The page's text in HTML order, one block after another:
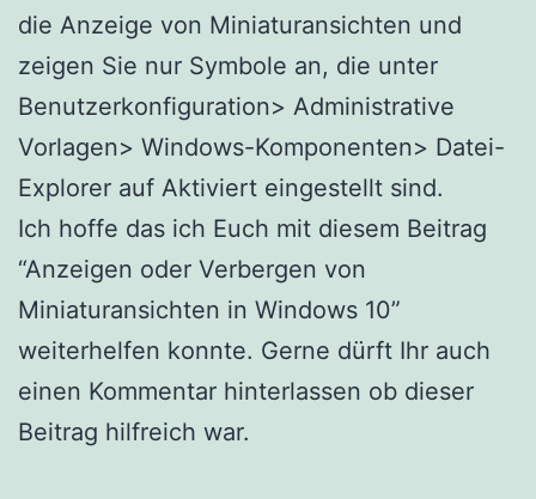
die Anzeige von Miniaturansichten und
zeigen Sie nur Symbole an, die unter
Benutzerkonfiguration> Administrative
Vorlagen> Windows-Komponenten> Datei-
Explorer auf Aktiviert eingestellt sind.
Ich hoffe das ich Euch mit diesem Beitrag
“Anzeigen oder Verbergen von
Miniaturansichten in Windows 10”
weiterhelfen konnte. Gerne dürft Ihr auch
einen Kommentar hinterlassen ob dieser
Beitrag hilfreich war.